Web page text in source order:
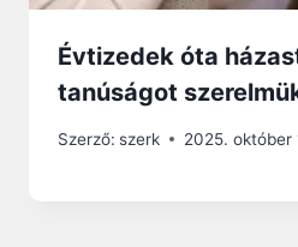
Évtizedek óta
tanúságot
Szerző: szerk 2025. október